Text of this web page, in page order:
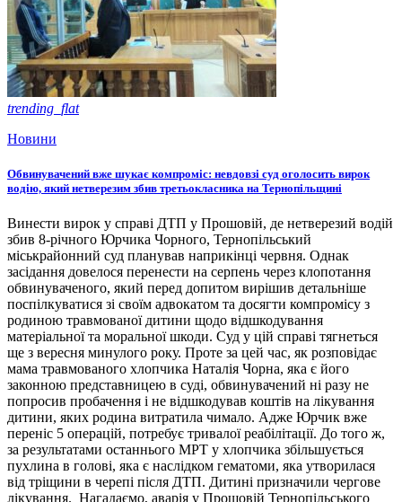
trending_flat
Новини
Обвинувачений вже шукає компроміс: невдовзі суд оголосить вирок
водію, який нетверезим збив третьокласника на Тернопільщині
Винести вирок у справі ДТП у Прошовій, де нетверезий водій
збив 8-річного Юрчика Чорного, Тернопільський
міськрайонний суд планував наприкінці червня. Однак
засідання довелося перенести на серпень через клопотання
обвинуваченого, який перед допитом вирішив детальніше
поспілкуватися зі своїм адвокатом та досягти компромісу з
родиною травмованої дитини щодо відшкодування
матеріальної та моральної шкоди. Суд у цій справі тягнеться
ще з вересня минулого року. Проте за цей час, як розповідає
мама травмованого хлопчика Наталія Чорна, яка є його
законною представницею в суді, обвинувачений ні разу не
попросив пробачення і не відшкодував коштів на лікування
дитини, яких родина витратила чимало. Адже Юрчик вже
переніс 5 операцій, потребує тривалої реабілітації. До того ж,
за результатами останнього МРТ у хлопчика збільшується
пухлина в голові, яка є наслідком гематоми, яка утворилася
від тріщини в черепі після ДТП. Дитині призначили чергове
лікування. Нагадаємо, аварія у Прошовій Тернопільського